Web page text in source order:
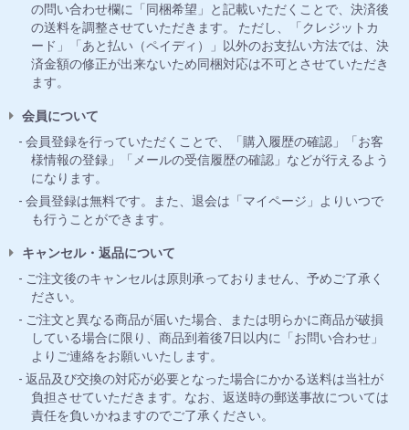
の問い合わせ欄に「同梱希望」と記載いただくことで、決済後
の送料を調整させていただきます。 ただし、「クレジットカ
ード」「あと払い（ペイディ）」以外のお支払い方法では、決
済金額の修正が出来ないため同梱対応は不可とさせていただき
ます。
会員について
会員登録を行っていただくことで、「購入履歴の確認」「お客
様情報の登録」「メールの受信履歴の確認」などが行えるよう
になります。
会員登録は無料です。また、退会は「マイページ」よりいつで
も行うことができます。
キャンセル・返品について
ご注文後のキャンセルは原則承っておりません、予めご了承く
ださい。
ご注文と異なる商品が届いた場合、または明らかに商品が破損
している場合に限り、商品到着後7日以内に「お問い合わせ」
よりご連絡をお願いいたします。
返品及び交換の対応が必要となった場合にかかる送料は当社が
負担させていただきます。なお、返送時の郵送事故については
責任を負いかねますのでご了承ください。